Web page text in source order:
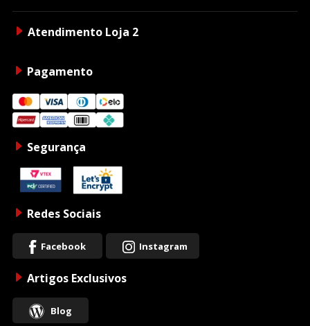
Atendimento Loja 2
Pagamento
Segurança
Redes Sociais
Facebook Instagram
Artigos Exclusivos
Blog